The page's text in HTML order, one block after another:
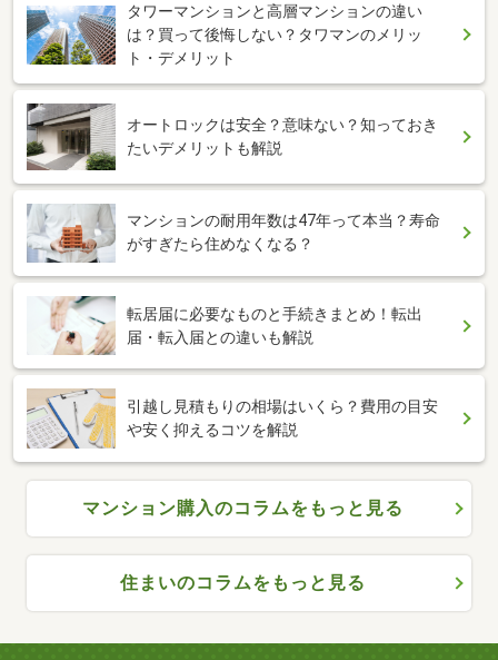
タワーマンションと高層マンションの違い
は？買って後悔しない？タワマンのメリッ
ト・デメリット
オートロックは安全？意味ない？知っておき
たいデメリットも解説
マンションの耐用年数は47年って本当？寿命
がすぎたら住めなくなる？
転居届に必要なものと手続きまとめ！転出
届・転入届との違いも解説
引越し見積もりの相場はいくら？費用の目安
や安く抑えるコツを解説
マンション購入のコラムをもっと見る
住まいのコラムをもっと見る